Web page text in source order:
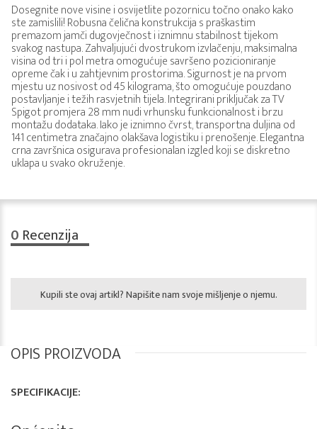
Dosegnite nove visine i osvijetlite pozornicu točno onako kako
ste zamislili! Robusna čelična konstrukcija s praškastim
premazom jamči dugovječnost i iznimnu stabilnost tijekom
svakog nastupa. Zahvaljujući dvostrukom izvlačenju, maksimalna
visina od tri i pol metra omogućuje savršeno pozicioniranje
opreme čak i u zahtjevnim prostorima. Sigurnost je na prvom
mjestu uz nosivost od 45 kilograma, što omogućuje pouzdano
postavljanje i težih rasvjetnih tijela. Integrirani priključak za TV
Spigot promjera 28 mm nudi vrhunsku funkcionalnost i brzu
montažu dodataka. Iako je iznimno čvrst, transportna duljina od
141 centimetra značajno olakšava logistiku i prenošenje. Elegantna
crna završnica osigurava profesionalan izgled koji se diskretno
uklapa u svako okruženje.
0 Recenzija
Kupili ste ovaj artikl? Napišite nam svoje mišljenje o njemu.
OPIS PROIZVODA
SPECIFIKACIJE: